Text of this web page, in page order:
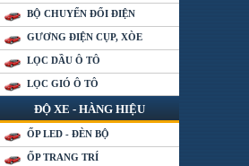
BỘ CHUYỂN ĐỔI ĐIỆN
GƯƠNG ĐIỆN CỤP, XÒE
LỌC DẦU Ô TÔ
LỌC GIÓ Ô TÔ
ĐỘ XE - HÀNG HIỆU
ỐP LED - ĐÈN BỘ
ỐP TRANG TRÍ